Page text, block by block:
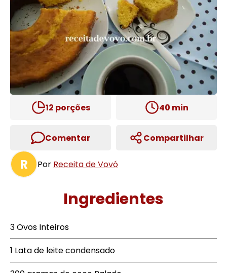
12 porções 40 min
Comentar Compartilhar
R Por Receita de Vovó
Ingredientes
3 Ovos Inteiros
1 Lata de leite condensado